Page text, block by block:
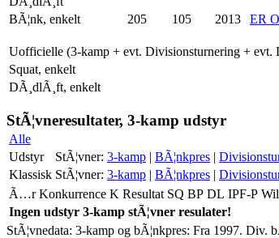
BÃ¦nk, enkelt
205 105 2013 ER
Uofficielle (3-kamp + evt. Divisionsturnering + evt.
Squat, enkelt
DÃ¸dlÃ¸ft, enkelt
StÃ¦vneresultater, 3-kamp udstyr
Alle
Udstyr
StÃ¦vner: 3-kamp | BÃ¦nkpres |
Klassisk StÃ¦vner: 3-kamp | BÃ¦nkpres |
Ã…r Konkurrence K Resultat SQ BP DL IPF-P
Ingen udstyr 3-kamp stÃ¦vner resulater!
StÃ¦vnedata: 3-kamp og bÃ¦nkpres: Fra 1997. Div.